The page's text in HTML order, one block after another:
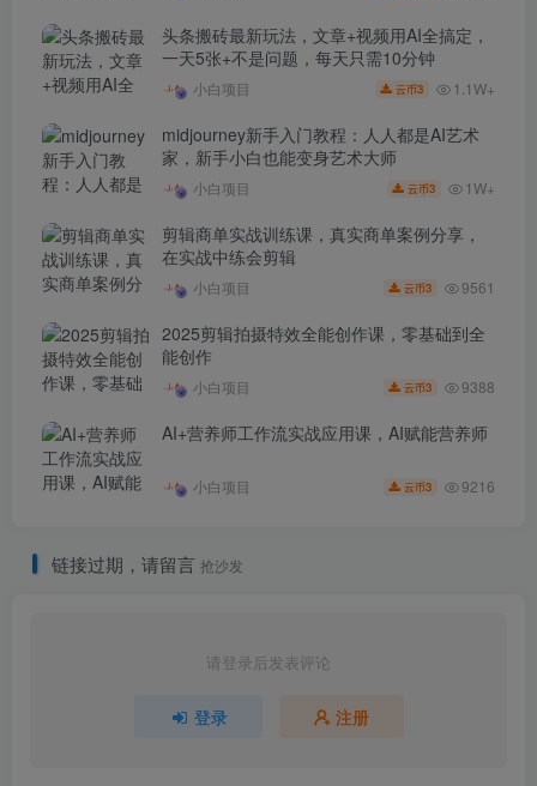
头条搬砖最新玩法，文章+视频用AI全搞定，
一天5张+不是问题，每天只需10分钟
小白项目 云币3 1.1W+
midjourney新手入门教程：人人都是AI艺术
家，新手小白也能变身艺术大师
小白项目 云币3 1W+
剪辑商单实战训练课，真实商单案例分享，
在实战中练会剪辑
小白项目 云币3 9561
2025剪辑拍摄特效全能创作课，零基础到全
能创作
小白项目 云币3 9388
AI+营养师工作流实战应用课，AI赋能营养师
小白项目 云币3 9216
链接过期，请留言 抢沙发
请登录后发表评论
登录 注册